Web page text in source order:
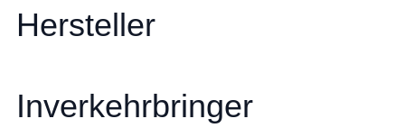
Hersteller
Inverkehrbringer